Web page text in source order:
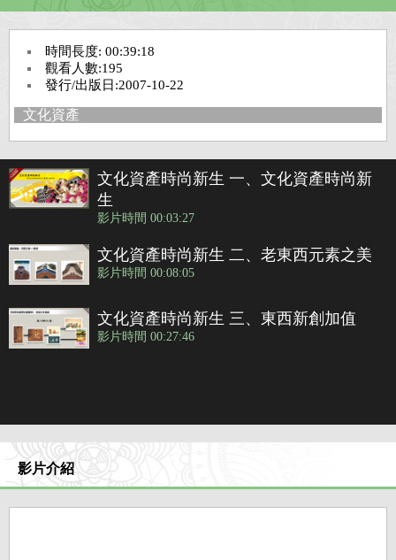
臺灣工藝
臺灣文學
臺灣歷史
藝文生活
藝術教育
時間長度: 00:39:18
觀看人數:195
發行/出版日:2007-10-22
文化資產
文化資產時尚新生 一、文化資產時尚新
生
影片時間 00:03:27
文化資產時尚新生 二、老東西元素之美
影片時間 00:08:05
文化資產時尚新生 三、東西新創加值
影片時間 00:27:46
影片介紹